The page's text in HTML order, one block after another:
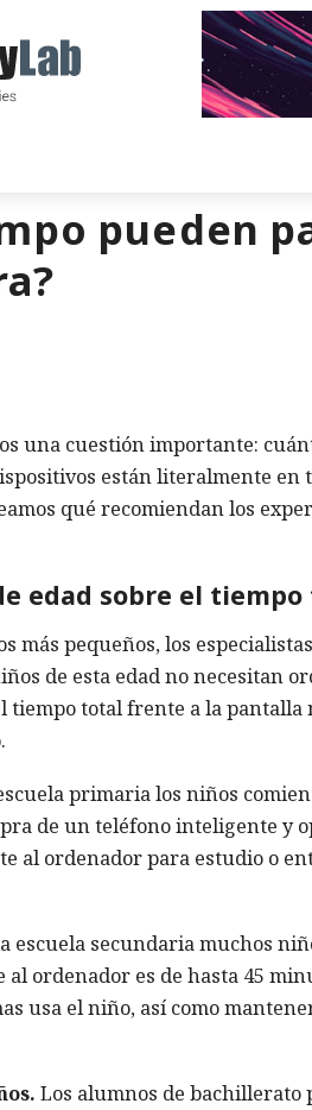
pueden
una cuestión importante:
están literalmente en
qué recomiendan los
edad sobre el
más pequeños, los
de esta edad no necesitan
tiempo total frente a la
primaria los niños
de un teléfono inteligente y
al ordenador para estudio o
escuela secundaria muchos
ordenador es de hasta 45
usa el niño, así como
Los alumnos de bachillerato